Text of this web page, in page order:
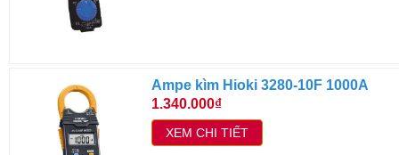
Ampe kìm Hioki 3280-10F 1000A
1.340.000₫
XEM CHI TIẾT